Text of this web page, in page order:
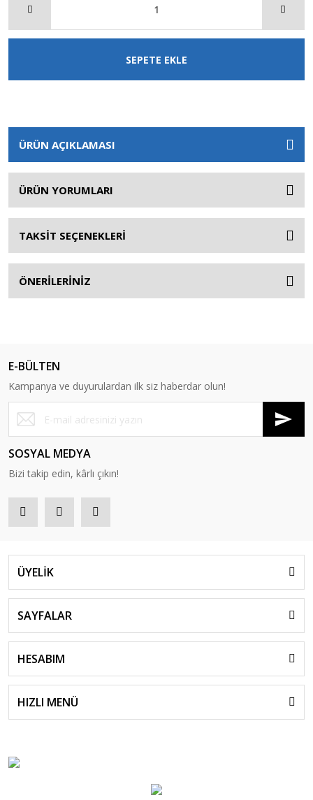
SEPETE EKLE
ÜRÜN AÇIKLAMASI
ÜRÜN YORUMLARI
TAKSİT SEÇENEKLERİ
ÖNERİLERİNİZ
E-BÜLTEN
Kampanya ve duyurulardan ilk siz haberdar olun!
SOSYAL MEDYA
Bizi takip edin, kârlı çıkın!
ÜYELİK
SAYFALAR
HESABIM
HIZLI MENÜ